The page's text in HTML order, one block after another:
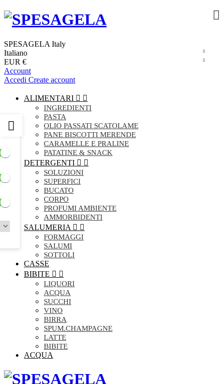
SPESAGELA Italy
Italiano
EUR €
Account
Accedi Create account
ALIMENTARI  
INGREDIENTI
PASTA
OLIO PASSATI SCATOLAME
PANE BISCOTTI MERENDE
CARAMELLE E PRALINE
PATATINE & SNACK
DETERGENTI  
SOLUZIONI
SUPERFICI
BUCATO
CORPO
PROFUMI AMBIENTE
AMMORBIDENTI
SALUMERIA  
FORMAGGI
SALUMI
SOTTOLI
CASSE
BIBITE  
LIQUORI
ACQUA
SUCCHI
VINO
BIRRA
SPUM.CHAMPAGNE
LATTE
BIBITE
ACQUA